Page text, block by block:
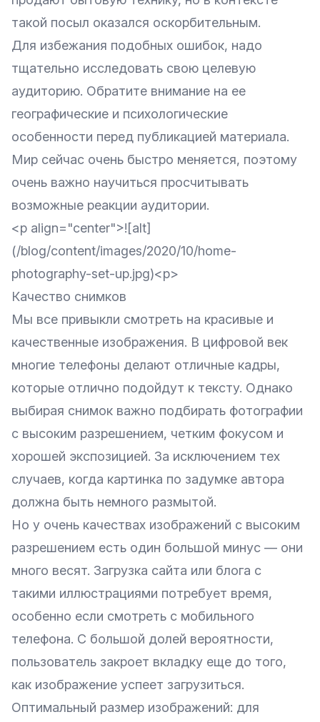
такой посыл оказался оскорбительным.
Для избежания подобных ошибок, надо
тщательно исследовать свою целевую
аудиторию. Обратите внимание на ее
географические и психологические
особенности перед публикацией материала.
Мир сейчас очень быстро меняется, поэтому
очень важно научиться просчитывать
возможные реакции аудитории.
<p align="center">![alt]
(/blog/content/images/2020/10/home-
photography-set-up.jpg)<p>
Качество снимков
Мы все привыкли смотреть на красивые и
качественные изображения. В цифровой век
многие телефоны делают отличные кадры,
которые отлично подойдут к тексту. Однако
выбирая снимок важно подбирать фотографии
с высоким разрешением, четким фокусом и
хорошей экспозицией. За исключением тех
случаев, когда картинка по задумке автора
должна быть немного размытой.
Но у очень качествах изображений с высоким
разрешением есть один большой минус — они
много весят. Загрузка сайта или блога с
такими иллюстрациями потребует время,
особенно если смотреть с мобильного
телефона. С большой долей вероятности,
пользователь закроет вкладку еще до того,
как изображение успеет загрузиться.
Оптимальный размер изображений: для